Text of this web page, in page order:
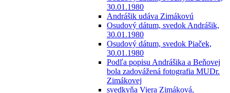
30.01.1980
Andrášik udáva Zimákovú
Osudový dátum, svedok Andrášik,
30.01.1980
Osudový dátum, svedok Piaček,
30.01.1980
Podľa popisu Andrášika a Beňovej
bola zadovážená fotografia MUDr.
Zimákovej
svedkyňa Viera Zimáková,